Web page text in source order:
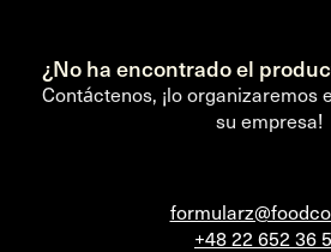
¿No ha encontrado el
Contáctenos, ¡lo organizaremos
su empresa!
+48 22 652 36